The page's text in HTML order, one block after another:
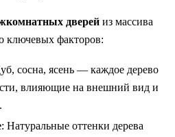
дверей из массива
ключевых факторов:
сосна, ясень — каждое дерево
влияющие на внешний вид и
: Натуральные оттенки дерева